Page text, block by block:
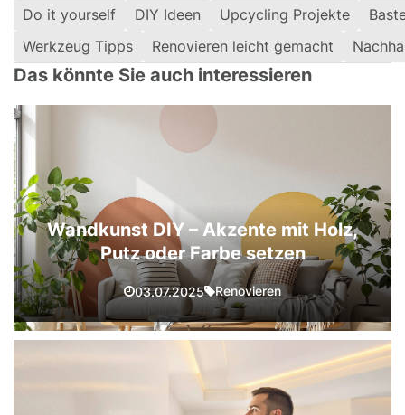
Do it yourself DIY Ideen Upcycling Projekte
Werkzeug Tipps
Renovieren leicht gemacht
Das könnte Sie auch interessieren
Wandkunst DIY – Akzente mit Holz,
Putz oder Farbe setzen
03.07.2025 Renovieren